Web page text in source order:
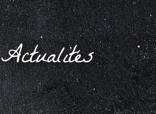
Actualités